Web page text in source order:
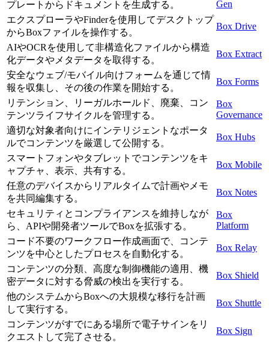
プレートからドキュメントを生成する。
Gen
エクスプローラやFinderを使用してデスクトップ
からBoxファイルを操作する。
Box Drive
AIやOCRを使用して非構造化ファイルから構造
化データやメタデータを取得する。
Box Extract
安全なウェブ/モバイル向けフォームを通じて情
報を収集し、その後の作業を開始する。
Box Forms
リテンション、リーガルホールド、廃棄、コン
テンツライフサイクルを管理する。
Box
Governance
適切な対象者向けにインテリジェントなポータ
ルでコンテンツを厳選して公開する。
Box Hubs
スマートフォンやタブレットでコンテンツをキ
ャプチャ、表示、共有する。
Box Mobile
任意のデバイスからリアルタイムで計画やメモ
を共同編集する。
Box Notes
セキュリティとコンプライアンスを維持しなが
ら、APIや開発者ツールでBoxを拡張する。
Box
Platform
コード不要のワークフロー作成画面で、コンテ
ンツを中心としたプロセスを自動化する。
Box Relay
コンテンツの分類、高度な制御機能の適用、機
密データに対する脅威の検出を実行する。
Box Shield
他のシステムからBoxへの大規模な移行を計画
して実行する。
Box Shuttle
コンテンツがすでにある場所で電子サインをリ
クエストして完了させる。
Box Sign